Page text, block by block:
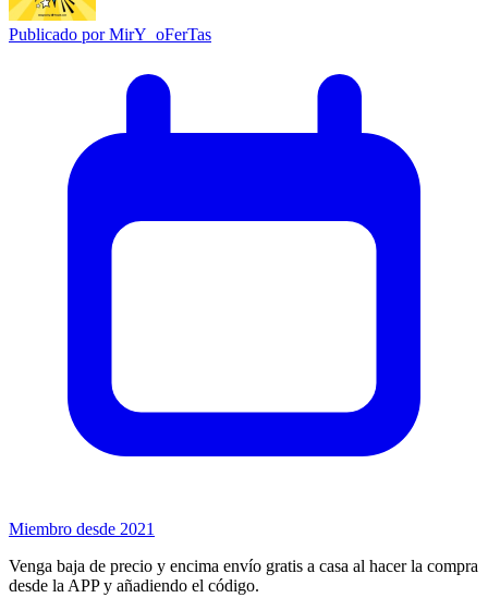
Publicado porMirY_oFerTas
Miembro desde 2021
Venga baja de precio y encima envío gratis a casa al hacer la compra
desde la APP y añadiendo el código.